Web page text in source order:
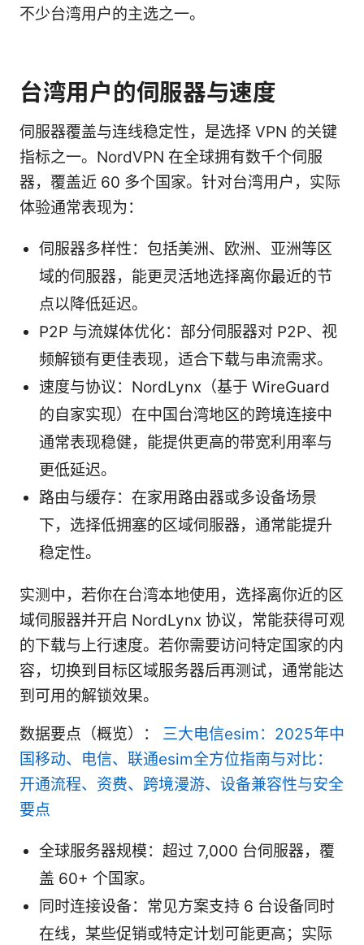
不少台湾用户的主选之一。
台湾用户的伺服器与速度
伺服器覆盖与连线稳定性，是选择 VPN 的关键
指标之一。NordVPN 在全球拥有数千个伺服
器，覆盖近 60 多个国家。针对台湾用户，实际
体验通常表现为：
伺服器多样性：包括美洲、欧洲、亚洲等区
域的伺服器，能更灵活地选择离你最近的节
点以降低延迟。
P2P 与流媒体优化：部分伺服器对 P2P、视
频解锁有更佳表现，适合下载与串流需求。
速度与协议：NordLynx（基于 WireGuard
的自家实现）在中国台湾地区的跨境连接中
通常表现稳健，能提供更高的带宽利用率与
更低延迟。
路由与缓存：在家用路由器或多设备场景
下，选择低拥塞的区域伺服器，通常能提升
稳定性。
实测中，若你在台湾本地使用，选择离你近的区
域伺服器并开启 NordLynx 协议，常能获得可观
的下载与上行速度。若你需要访问特定国家的内
容，切换到目标区域服务器后再测试，通常能达
到可用的解锁效果。
数据要点（概览）： 三大电信esim：2025年中
国移动、电信、联通esim全方位指南与对比：
开通流程、资费、跨境漫游、设备兼容性与安全
要点
全球服务器规模：超过 7,000 台伺服器，覆
盖 60+ 个国家。
同时连接设备：常见方案支持 6 台设备同时
在线，某些促销或特定计划可能更高；实际